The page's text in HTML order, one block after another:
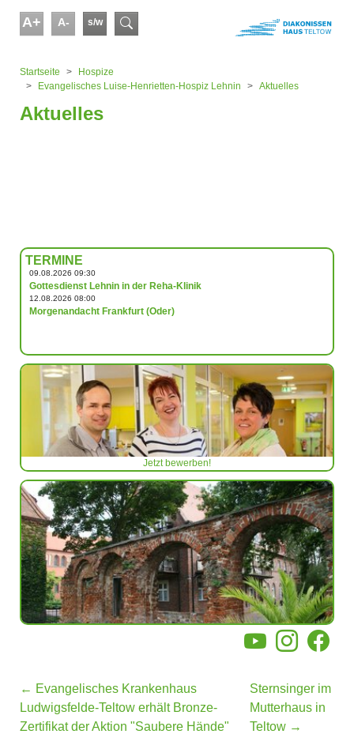
A+ A- s/w Suchformular
Startseite
Hospize
Evangelisches Luise-Henrietten-Hospiz Lehnin
Aktuelles
Aktuelles
TERMINE
09.08.2026 09:30
Gottesdienst Lehnin in der Reha-Klinik
12.08.2026 08:00
Morgenandacht Frankfurt (Oder)
Jetzt bewerben!
YouTubeInstagram
← Evangelisches Krankenhaus
Ludwigsfelde-Teltow erhält Bronze-
Zertifikat der Aktion "Saubere Hände"
Sternsinger im
Mutterhaus in
Teltow →